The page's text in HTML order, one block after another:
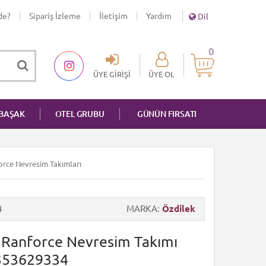
Sipariş İzleme İletişim Yardım Dil
0
ÜYE GIRIŞI ÜYE OL
OTEL GRUBU GÜNÜN FIRSATI
Nevresim Takımları
MARKA Özdilek
Nevresim Takımı